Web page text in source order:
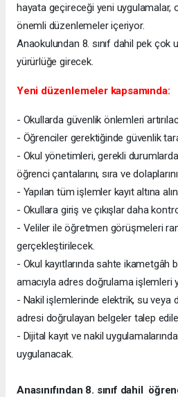
hayata geçireceği yeni uygulamalar,
önemli düzenlemeler içeriyor.
Anaokulundan 8. sınıf dahil pek çok
yürürlüğe girecek.
Yeni düzenlemeler kapsamında:
- Okullarda güvenlik önlemleri
- Öğrenciler gerektiğinde güvenlik
- Okul yönetimleri, gerekli
öğrenci çantalarını, sıra ve
- Yapılan tüm işlemler kayıt altına
- Okullara giriş ve çıkışlar daha
- Veliler ile öğretmen görüşmeleri
gerçekleştirilecek.
- Okul kayıtlarında sahte ikametgâh
amacıyla adres doğrulama işlemleri
- Nakil işlemlerinde elektrik, su veya
adresi doğrulayan belgeler talep
- Dijital kayıt ve nakil
uygulanacak.
Anasınıfından 8. sınıf dahil